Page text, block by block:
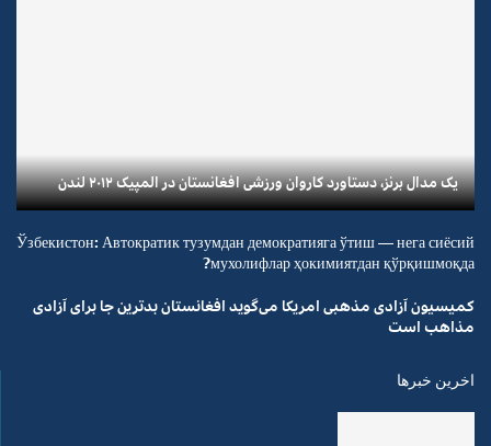
یک مدال برنز، دستاورد کاروان ورزشی افغانستان در المپیک ۲۰۱۲ لندن
Ўзбекистон: Автократик тузумдан демократияга ўтиш — нега сиёсий
мухолифлар ҳокимиятдан қўрқишмоқда?
کمیسیون آزادی مذهبی امریکا می‌گوید افغانستان بدترین جا برای آزادی
مذاهب است
اخرین خبرها